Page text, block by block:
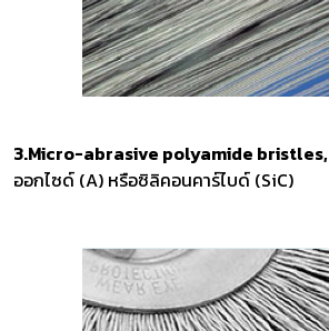
3.Micro-abrasive polyamide bristles,
ออกไซด์ (A) หรือซิลิคอนคาร์ไบด์ (SiC)